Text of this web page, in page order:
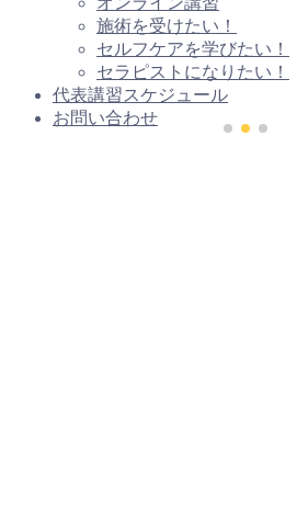
施術を受けたい！
セルフケアを学びたい！
セラピストになりたい！
代表講習スケジュール
お問い合わせ